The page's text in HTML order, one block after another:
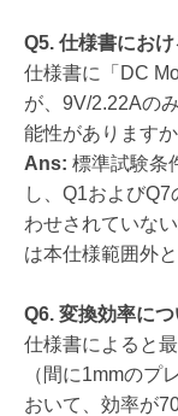
Q5. 仕様書にお
仕様書に「DC
が、9V/2.22Aの
能性がありますか
Ans: 標準試験条
し、Q1および
わせされていな
は本仕様範囲外と
Q6. 変換効率につ
仕様書によると
（間に1mmのプ
おいて、効率が